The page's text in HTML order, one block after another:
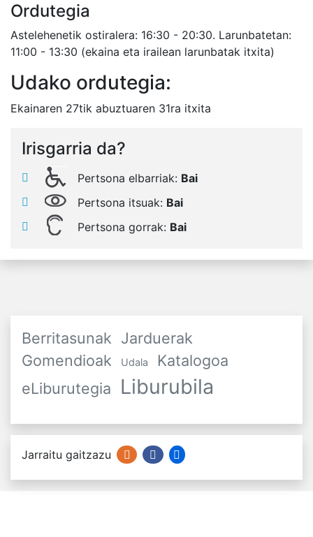
Ordutegia
Astelehenetik ostiralera: 16:30 - 20:30. Larunbatetan:
11:00 - 13:30 (ekaina eta irailean larunbatak itxita)
Udako ordutegia:
Ekainaren 27tik abuztuaren 31ra itxita
Irisgarria da?
Pertsona elbarriak: Bai
Pertsona itsuak: Bai
Pertsona gorrak: Bai
Berritasunak Jarduerak
Gomendioak
Udala
Katalogoa
eLiburutegia
Liburubila
Jarraitu gaitzazu